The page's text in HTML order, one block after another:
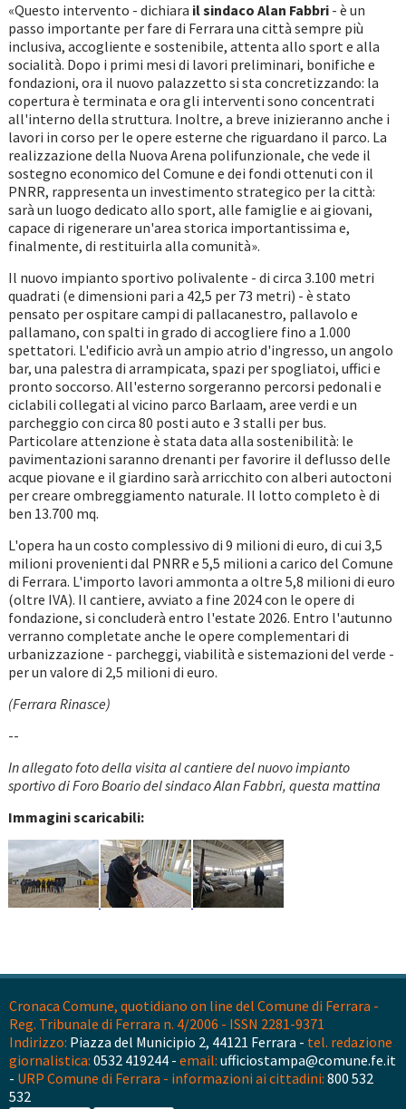
«Questo intervento - dichiara il sindaco Alan Fabbri- è un
passo importante per fare di Ferrara una città sempre più
inclusiva, accogliente e sostenibile, attenta allo sport e alla
socialità. Dopo i primi mesi di lavori preliminari, bonifiche e
fondazioni, ora il nuovo palazzetto si sta concretizzando: la
copertura è terminata e ora gli interventi sono concentrati
all'interno della struttura. Inoltre, a breve inizieranno anche i
lavori in corso per le opere esterne che riguardano il parco. La
realizzazione della Nuova Arena polifunzionale, che vede il
sostegno economico del Comune e dei fondi ottenuti con il
PNRR, rappresenta un investimento strategico per la città:
sarà un luogo dedicato allo sport, alle famiglie e ai giovani,
capace di rigenerare un'area storica importantissima e,
finalmente, di restituirla alla comunità».
Il nuovo impianto sportivo polivalente - di circa 3.100 metri
quadrati (e dimensioni pari a 42,5 per 73 metri) - è stato
pensato per ospitare campi di pallacanestro, pallavolo e
pallamano, con spalti in grado di accogliere fino a 1.000
spettatori. L'edificio avrà un ampio atrio d'ingresso, un angolo
bar, una palestra di arrampicata, spazi per spogliatoi, uffici e
pronto soccorso. All'esterno sorgeranno percorsi pedonali e
ciclabili collegati al vicino parco Barlaam, aree verdi e un
parcheggio con circa 80 posti auto e 3 stalli per bus.
Particolare attenzione è stata data alla sostenibilità: le
pavimentazioni saranno drenanti per favorire il deflusso delle
acque piovane e il giardino sarà arricchito con alberi autoctoni
per creare ombreggiamento naturale. Il lotto completo è di
ben 13.700 mq.
L'opera ha un costo complessivo di 9 milioni di euro, di cui 3,5
milioni provenienti dal PNRR e 5,5 milioni a carico del Comune
di Ferrara. L'importo lavori ammonta a oltre 5,8 milioni di euro
(oltre IVA). Il cantiere, avviato a fine 2024 con le opere di
fondazione, si concluderà entro l'estate 2026. Entro l'autunno
verranno completate anche le opere complementari di
urbanizzazione - parcheggi, viabilità e sistemazioni del verde -
per un valore di 2,5 milioni di euro.
(Ferrara Rinasce)
--
In allegato foto della visita al cantiere del nuovo impianto
sportivo di Foro Boario del sindaco Alan Fabbri, questa mattina
Immagini scaricabili:
Cronaca Comune, quotidiano on line del Comune di Ferrara -
Reg. Tribunale di Ferrara n. 4/2006 - ISSN 2281-9371
Indirizzo: Piazza del Municipio 2, 44121 Ferrara - tel. redazione
giornalistica: 0532 419244 - email: ufficiostampa@comune.fe.it
- URP Comune di Ferrara - informazioni ai cittadini: 800 532
532